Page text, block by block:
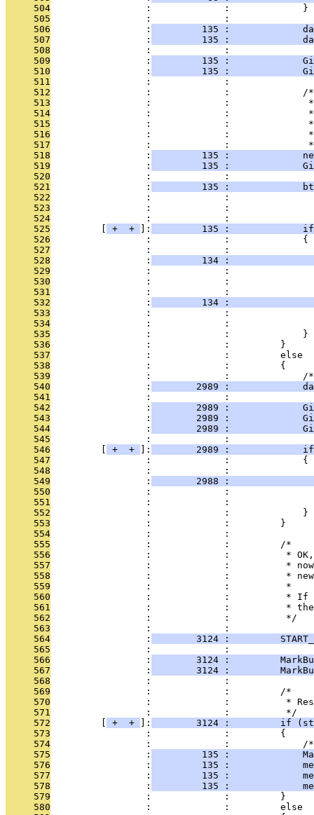
     504
                 :             :             }
     505
                 :             :
     506
                 :
135 :
     507
                 :
135 :
     508
                 :             :
     509
                 :
135 :
     510
                 :
135 :
     511
                 :             :
     512
                 :             :             /*
     513
:             :
     514
:             :
     515
:             :
     516
:             :
     517
:             :
     518
                 :
135 :
     519
                 :
135 :
     520
                 :             :
     521
                 :
135 :
     522
:             :
     523
:             :
     524
                 :             :
     525
+ + ]:
135 :
     526
                 :             :             {
     527
                 :             :
     528
                 :
134 :
     529
:             :
     530
:             :
     531
                 :             :
     532
                 :
134 :
     533
:             :
     534
:             :
     535
                 :             :             }
     536
                 :             :         }
     537
                 :             :         else
     538
                 :             :         {
     539
:             :             /
     540
                 :
2989 :
     541
                 :             :
     542
                 :
2989 :
     543
                 :
2989 :
     544
                 :
2989 :
     545
                 :             :
     546
+ + ]:
2989 :
     547
                 :             :             {
     548
                 :             :
     549
                 :
2988 :
     550
:             :
     551
:             :
     552
                 :             :             }
     553
                 :             :         }
     554
                 :             :
     555
                 :             :         /*
     556
:             :          *
     557
:             :          *
     558
:             :          *
     559
                 :             :          *
     560
:             :          *
     561
:             :          *
     562
                 :             :          */
     563
                 :             :
     564
                 :
3124 :
     565
                 :             :
     566
                 :
3124 :
     567
                 :
3124 :
     568
                 :             :
     569
                 :             :         /*
     570
:             :          *
     571
                 :             :          */
     572
+ + ]:
3124 :         if
     573
                 :             :         {
     574
:             :
     575
                 :
135 :
     576
                 :
135 :
     577
                 :
135 :
     578
                 :
135 :
     579
                 :             :         }
     580
                 :             :         else